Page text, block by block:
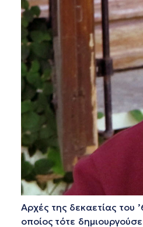
Αρχές της δεκαετίας του
οποίος τότε